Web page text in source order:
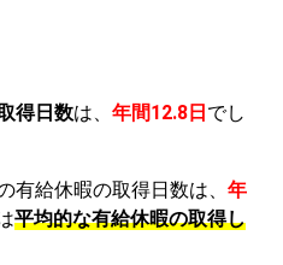
得日数は、 年間12.8日でし
有給休暇の取得日数は、 年
平均的な有給休暇の取得し